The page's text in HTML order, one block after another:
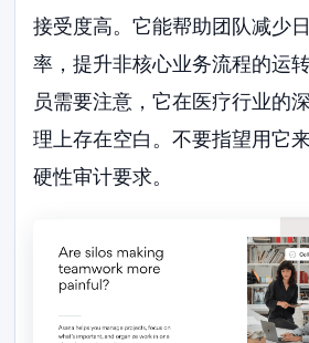
接受度高。它能帮助团队减少
率，提升非核心业务流程的运
员需要注意，它在医疗行业的
理上存在空白。不要指望用它
硬性审计要求。